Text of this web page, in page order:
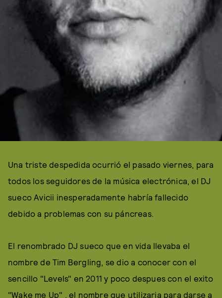
Una triste despedida ocurrió el pasado viernes, para
todos los seguidores de la música electrónica, el DJ
sueco Avicii inesperadamente habría fallecido
debido a problemas con su páncreas.
El renombrado DJ sueco que en vida llevaba el
nombre de Tim Bergling, se dio a conocer con el
sencillo "Levels" en 2011 y poco despues con el exito
"Wake me Up" , el nombre que utilizaria para darse a